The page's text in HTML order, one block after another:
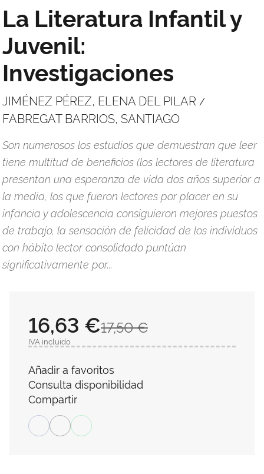
La Literatura Infantil y
Juvenil:
Investigaciones
JIMÉNEZ PÉREZ, ELENA DEL PILAR /
FABREGAT BARRIOS, SANTIAGO
Son numerosos los estudios que demuestran que leer
tiene multitud de beneficios (los lectores de literatura
presentan una esperanza de vida dos años superior a
la media, los que fueron lectores por placer en su
infancia y adolescencia consiguieron mejores puestos
de trabajo, la sensación de felicidad de los individuos
con hábito lector consolidado puntúan
significativamente por...
17,50 €
16,63 €
IVA incluido
Añadir a favoritos
Consulta disponibilidad
Compartir